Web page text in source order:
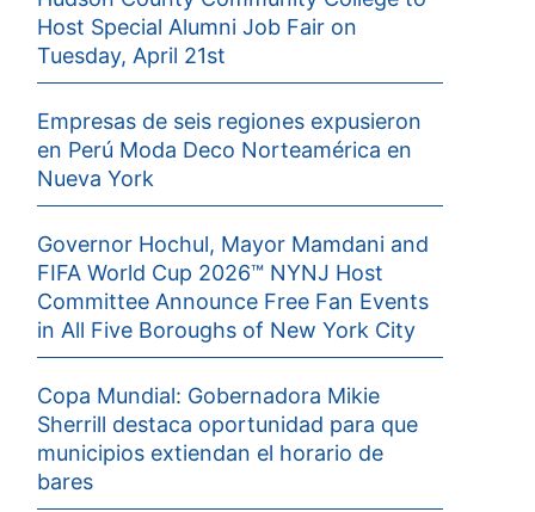
Host Special Alumni Job Fair on
Tuesday, April 21st
Empresas de seis regiones expusieron
en Perú Moda Deco Norteamérica en
Nueva York
Governor Hochul, Mayor Mamdani and
FIFA World Cup 2026™ NYNJ Host
Committee Announce Free Fan Events
in All Five Boroughs of New York City
Copa Mundial: Gobernadora Mikie
Sherrill destaca oportunidad para que
municipios extiendan el horario de
bares